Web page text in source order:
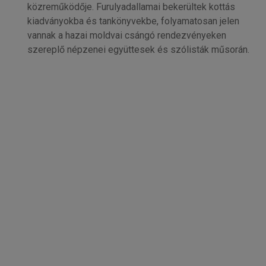
közreműködője. Furulyadallamai bekerültek kottás
kiadványokba és tankönyvekbe, folyamatosan jelen
vannak a hazai moldvai csángó rendezvényeken
szereplő népzenei együttesek és szólisták műsorán.